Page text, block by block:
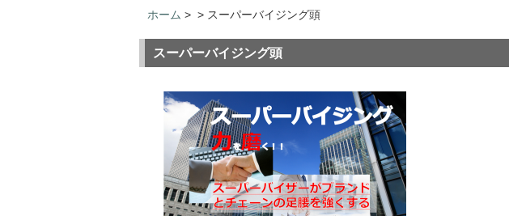
ホーム > > スーパーバイジング頭
スーパーバイジング頭